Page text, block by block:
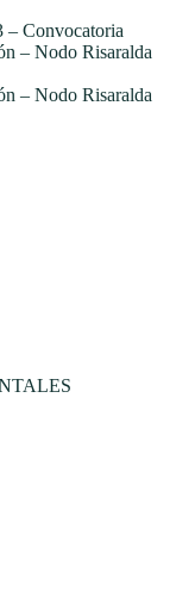
– Convocatoria
– Nodo Risaralda
– Nodo Risaralda